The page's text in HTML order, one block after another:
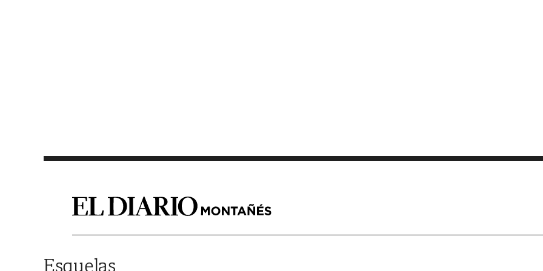
Esquelas